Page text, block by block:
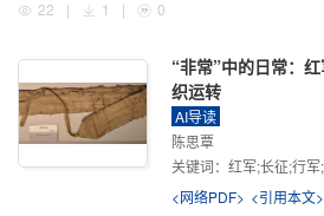
22
| 1 | 0
“非常”中的日常：
织运转
AI导读
陈思覃
关键词： 红军;长征;行
<网络PDF> <引用本文>